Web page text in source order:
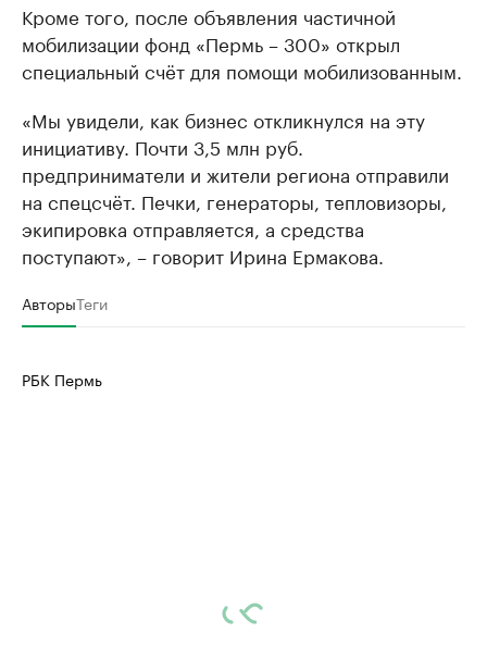
Кроме того, после объявления частичной
мобилизации фонд «Пермь – 300» открыл
специальный счёт для помощи мобилизованным.
«Мы увидели, как бизнес откликнулся на эту
инициативу. Почти 3,5 млн руб.
предприниматели и жители региона отправили
на спецсчёт. Печки, генераторы, тепловизоры,
экипировка отправляется, а средства
поступают», – говорит Ирина Ермакова.
АвторыТеги
РБК Пермь